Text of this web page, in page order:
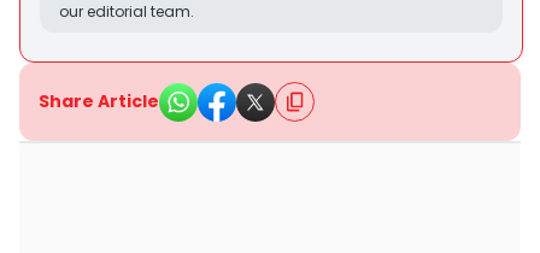
our editorial team.
Share Article